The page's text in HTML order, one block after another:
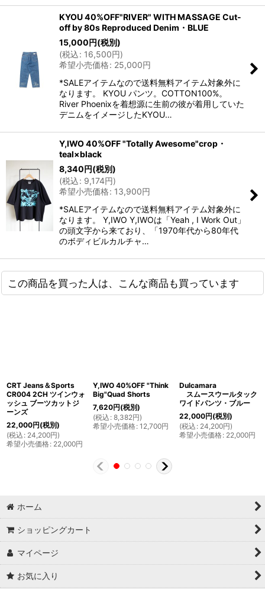
KYOU 40%OFF"RIVER" WITH MASSAGE Cut-
off by 80s Reproduced Denim・BLUE
15,000円(税別)
(税込: 16,500円)
希望小売価格: 25,000円
*SALEアイテムなので送料無料アイテム対象外に
なります。 KYOU パンツ。COTTON100%。
River Phoenixを着想源に生前の彼が着用していた
デニムをイメージしたKYOU…
Y,IWO 40%OFF "Totally Awesome"crop・
teal×black
8,340円(税別)
(税込: 9,174円)
希望小売価格: 13,900円
*SALEアイテムなので送料無料アイテム対象外に
なります。 Y,IWO Y,IWOは「Yeah , I Work Out」
の頭文字から来ており、「1970年代から80年代
のボディビルカルチャ…
この商品を買った人は、こんな商品も買っています
CRT Jeans＆Sports
CR004 2CH ツインウォ
ッシュ ブーツカットジ
ーンズ
22,000円(税別)
(税込 : 24,200円)
希望小売価格: 22,000円
Y,IWO 40%OFF "Think
Big"Quad Shorts
7,620円(税別)
(税込 : 8,382円)
希望小売価格: 12,700円
Dulcamara
スムースウールタック
ワイドパンツ・ブルー
22,000円(税別)
(税込 : 24,200円)
希望小売価格: 22,000円
ホーム
ショッピングカート
マイページ
お気に入り